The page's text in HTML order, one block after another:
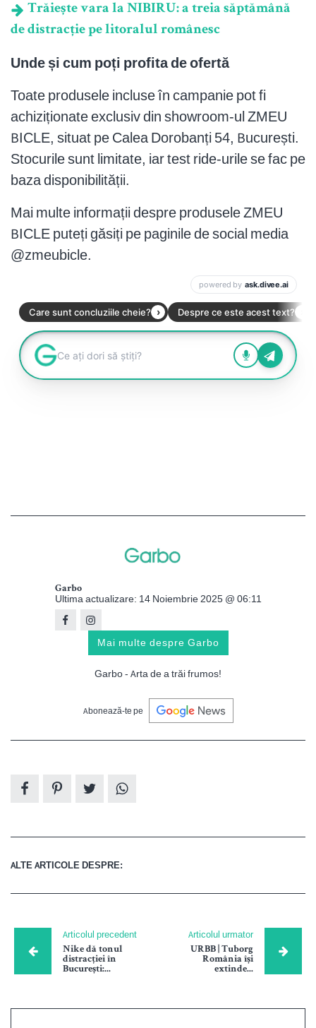
Trăiește vara la NIBIRU: a treia săptămână
de distracție pe litoralul românesc
Unde și cum poți profita de ofertă
Toate produsele incluse în campanie pot fi
achiziționate exclusiv din showroom-ul ZMEU
BICLE, situat pe Calea Dorobanți 54, București.
Stocurile sunt limitate, iar test ride-urile se fac pe
baza disponibilității.
Mai multe informații despre produsele ZMEU
BICLE puteți găsiți pe paginile de social media
@zmeubicle.
Garbo
Ultima actualizare: 14 Noiembrie 2025 @ 06:11
Mai multe despre Garbo
Garbo - Arta de a trăi frumos!
Abonează-te pe
ALTE ARTICOLE DESPRE:
Articolul precedent
Nike dă tonul
distracției în
București:...
Articolul urmator
URBB | Tuborg
România își
extinde...